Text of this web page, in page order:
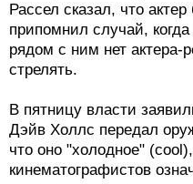
Рассел сказал, что
припомнил случай,
рядом с ним нет актера-
стрелять.
В пятницу власти
Дэйв Холлс передал
что оно "холодное"
кинематографистов